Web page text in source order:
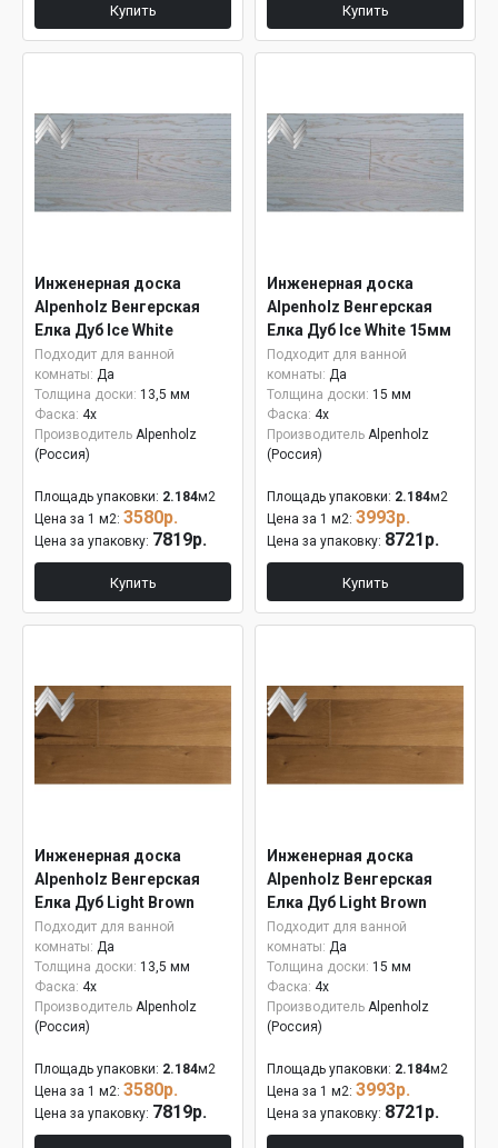
Купить Купить
Инженерная доска
Alpenholz Венгерская
Елка Дуб Ice White
Подходит для ванной
комнаты: Да
Толщина доски: 13,5 мм
Фаска: 4x
Производитель Alpenholz
(Россия)
Площадь упаковки: 2.184м2
Цена за 1 м2: 3580р.
Цена за упаковку: 7819р.
Купить
Инженерная доска
Alpenholz Венгерская
Елка Дуб Ice White 15мм
Подходит для ванной
комнаты: Да
Толщина доски: 15 мм
Фаска: 4x
Производитель Alpenholz
(Россия)
Площадь упаковки: 2.184м2
Цена за 1 м2: 3993р.
Цена за упаковку: 8721р.
Купить
Инженерная доска
Alpenholz Венгерская
Елка Дуб Light Brown
Подходит для ванной
комнаты: Да
Толщина доски: 13,5 мм
Фаска: 4x
Производитель Alpenholz
(Россия)
Площадь упаковки: 2.184м2
Цена за 1 м2: 3580р.
Цена за упаковку: 7819р.
Инженерная доска
Alpenholz Венгерская
Елка Дуб Light Brown
15мм
Подходит для ванной
комнаты: Да
Толщина доски: 15 мм
Фаска: 4x
Производитель Alpenholz
(Россия)
Площадь упаковки: 2.184м2
Цена за 1 м2: 3993р.
Цена за упаковку: 8721р.